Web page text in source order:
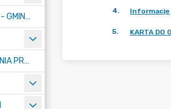
PROGRAM CZYSTE POWIETRZE - GMINA KIKÓŁ
GMINNA KOMISJA ROZWIĄZYWANIA PROBLEMÓW ALKOHOLOWYCH
4. Informacje
5. KARTA DO